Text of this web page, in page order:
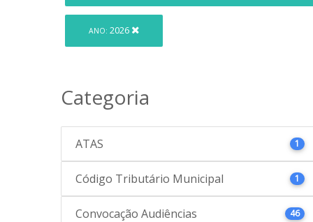
ANO: 2026
Categoria
ATAS 1
Código Tributário Municipal 1
Convocação Audiências 46